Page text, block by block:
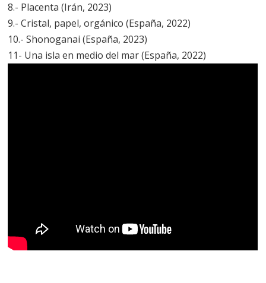
8.- Placenta (Irán, 2023)
9.- Cristal, papel, orgánico (España, 2022)
10.- Shonoganai (España, 2023)
11- Una isla en medio del mar (España, 2022)